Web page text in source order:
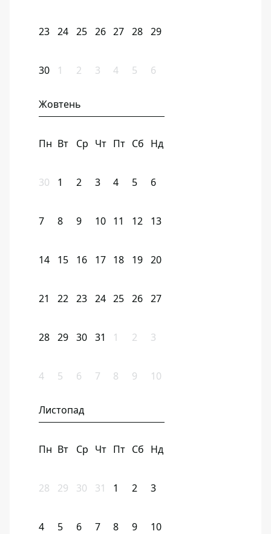
23 24 25 26 27 28 29
30 1 2 3 4 5 6
Жовтень
Пн Вт Ср Чт Пт Сб Нд
30 1 2 3 4 5 6
7 8 9 10 11 12 13
14 15 16 17 18 19 20
21 22 23 24 25 26 27
28 29 30 31 1 2 3
4 5 6 7 8 9 10
Листопад
Пн Вт Ср Чт Пт Сб Нд
28 29 30 31 1 2 3
4 5 6 7 8 9 10